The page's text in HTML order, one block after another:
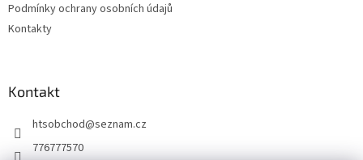
Podmínky ochrany osobních údajů
Kontakty
Kontakt
htsobchod@seznam.cz
776777570